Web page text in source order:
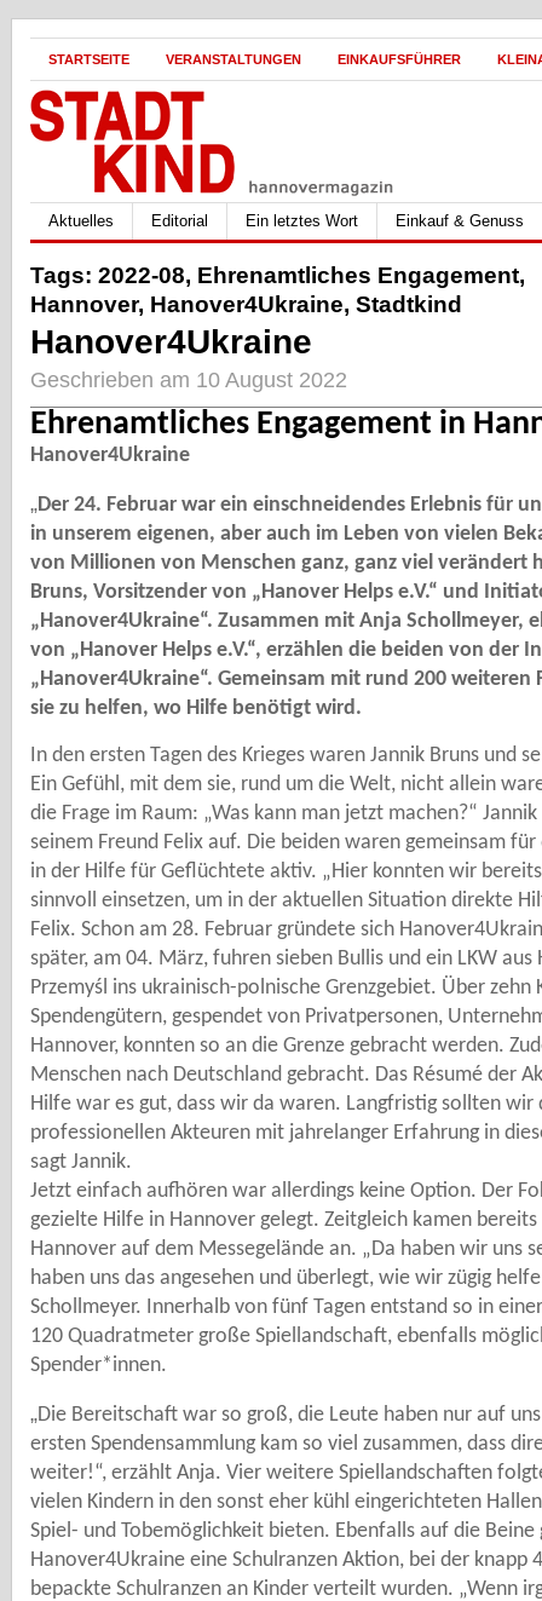
STARTSEITE VERANSTALTUNGEN EINKAUFSFÜHRER
Aktuelles Editorial Ein letztes Wort Einkauf & Genuss
Tags: 2022-08, Ehrenamtliches Engagement,
Hannover, Hanover4Ukraine, Stadtkind
Hanover4Ukraine
Geschrieben am 10 August 2022
Ehrenamtliches Engagement in
Hanover4Ukraine
„Der 24. Februar war ein einschneidendes Erlebnis für
in unserem eigenen, aber auch im Leben von vielen
von Millionen von Menschen ganz, ganz viel verändert
Bruns, Vorsitzender von „Hanover Helps e.V.“ und
„Hanover4Ukraine“. Zusammen mit Anja Schollmeyer,
von „Hanover Helps e.V.“, erzählen die beiden von der
„Hanover4Ukraine“. Gemeinsam mit rund 200 weiteren
sie zu helfen, wo Hilfe benötigt wird.
In den ersten Tagen des Krieges waren Jannik Bruns und
Ein Gefühl, mit dem sie, rund um die Welt, nicht allein
die Frage im Raum: „Was kann man jetzt machen?“
seinem Freund Felix auf. Die beiden waren gemeinsam für
in der Hilfe für Geflüchtete aktiv. „Hier konnten wir
sinnvoll einsetzen, um in der aktuellen Situation direkte
Felix. Schon am 28. Februar gründete sich
später, am 04. März, fuhren sieben Bullis und ein LKW aus
Przemyśl ins ukrainisch-polnische Grenzgebiet. Über zehn
Spendengütern, gespendet von Privatpersonen,
Hannover, konnten so an die Grenze gebracht werden.
Menschen nach Deutschland gebracht. Das Résumé der
Hilfe war es gut, dass wir da waren. Langfristig sollten wir
professionellen Akteuren mit jahrelanger Erfahrung in
sagt Jannik.
Jetzt einfach aufhören war allerdings keine Option. Der
gezielte Hilfe in Hannover gelegt. Zeitgleich kamen
Hannover auf dem Messegelände an. „Da haben wir uns
haben uns das angesehen und überlegt, wie wir zügig
Schollmeyer. Innerhalb von fünf Tagen entstand so in
120 Quadratmeter große Spiellandschaft, ebenfalls
Spender*innen.
„Die Bereitschaft war so groß, die Leute haben nur auf
ersten Spendensammlung kam so viel zusammen, dass
weiter!“, erzählt Anja. Vier weitere Spiellandschaften
vielen Kindern in den sonst eher kühl eingerichteten
Spiel- und Tobemöglichkeit bieten. Ebenfalls auf die
Hanover4Ukraine eine Schulranzen Aktion, bei der knapp
bepackte Schulranzen an Kinder verteilt wurden. „Wenn